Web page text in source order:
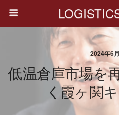
2024年6
低温倉庫市場を
く霞ヶ関